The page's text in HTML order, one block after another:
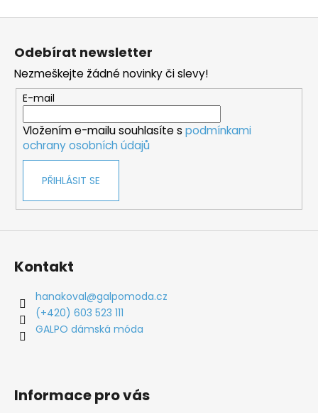
Z
Odebírat newsletter
Nezmeškejte žádné novinky či slevy!
E-mail
Vložením e-mailu souhlasíte s podmínkami
ochrany osobních údajů
PŘIHLÁSIT SE
Kontakt
hanakoval@galpomoda.cz
(+420) 603 523 111
GALPO dámská móda
Informace pro vás